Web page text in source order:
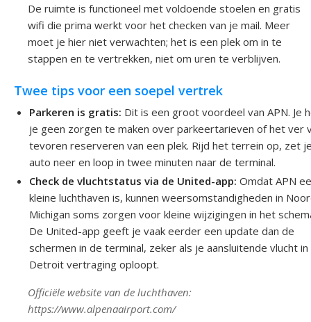
De ruimte is functioneel met voldoende stoelen en gratis
wifi die prima werkt voor het checken van je mail. Meer
moet je hier niet verwachten; het is een plek om in te
stappen en te vertrekken, niet om uren te verblijven.
Twee tips voor een soepel vertrek
Parkeren is gratis: Dit is een groot voordeel van APN. Je
je geen zorgen te maken over parkeertarieven of het ver
tevoren reserveren van een plek. Rijd het terrein op, zet
auto neer en loop in twee minuten naar de terminal.
Check de vluchtstatus via de United-app: Omdat APN
kleine luchthaven is, kunnen weersomstandigheden in
Michigan soms zorgen voor kleine wijzigingen in het
De United-app geeft je vaak eerder een update dan de
schermen in de terminal, zeker als je aansluitende vlucht in
Detroit vertraging oploopt.
Officiële website van de luchthaven:
https://www.alpenaairport.com/